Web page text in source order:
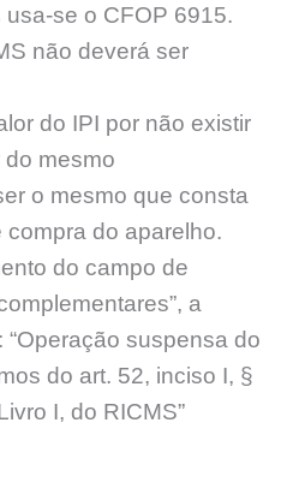
usa-se o CFOP 6915.
não deverá ser
do IPI por não existir
do mesmo
o mesmo que consta
compra do aparelho.
do campo de
a
“Operação suspensa do
do art. 52, inciso I, §
I, do RICMS”